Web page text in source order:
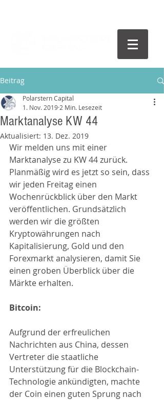
Beitrag
Marktanalyse KW 44
Polarstern Capital
1. Nov. 2019 2 Min. Lesezeit
Aktualisiert: 13. Dez. 2019
Wir melden uns mit einer
Marktanalyse zu KW 44 zurück.
Planmäßig wird es jetzt so sein, dass
wir jeden Freitag einen
Wochenrückblick über den Markt
veröffentlichen. Grundsätzlich
werden wir die größten
Kryptowährungen nach
Kapitalisierung, Gold und den
Forexmarkt analysieren, damit Sie
einen groben Überblick über die
Märkte erhalten.
Bitcoin:
Aufgrund der erfreulichen
Nachrichten aus China, dessen
Vertreter die staatliche
Unterstützung für die Blockchain-
Technologie ankündigten, machte
der Coin einen guten Sprung nach